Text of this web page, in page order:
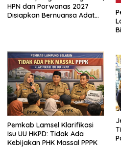
HPN dan Porwanas 2027
Disiapkan Bernuansa Adat
Pemkab Lamsel Klarifikasi
Isu UU HKPD: Tidak Ada
Kebijakan PHK Massal PPPK